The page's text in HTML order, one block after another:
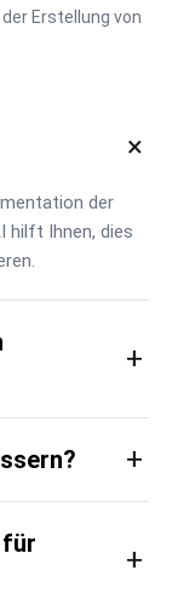
Erstellung von
×
der
hilft Ihnen, dies
+
+
für
+